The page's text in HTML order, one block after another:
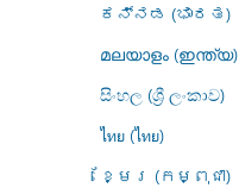
ಕನ್ನಡ (ಭಾರತ)
മലയാളം (ഇന്ത്യ)
සිංහල (ශ්‍රී ලංකාව)
ไทย (ไทย)
ខ្មែរ (កម្ពុជា)